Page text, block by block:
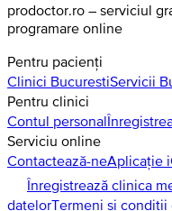
prodoctor.ro – serviciul
programare online
Pentru pacienți
Clinici BucurestiServicii
Pentru clinici
Contul personal
Serviciu online
Contactează-neAplicație
Înregistrează clinica
datelorTermeni și